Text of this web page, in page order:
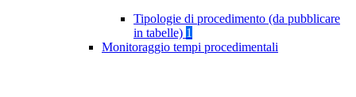
Tipologie di procedimento (da pubblicare
in tabelle) 1
Monitoraggio tempi procedimentali